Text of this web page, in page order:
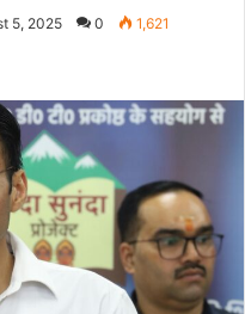
5, 2025 0 1,621